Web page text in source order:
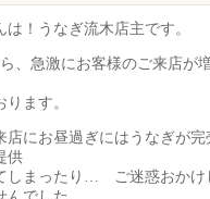
は！うなぎ流木店主です。
、急激にお客様のご来店が
ます。
店にお昼過ぎにはうなぎが完
供
しまったり… ご迷惑おかけ